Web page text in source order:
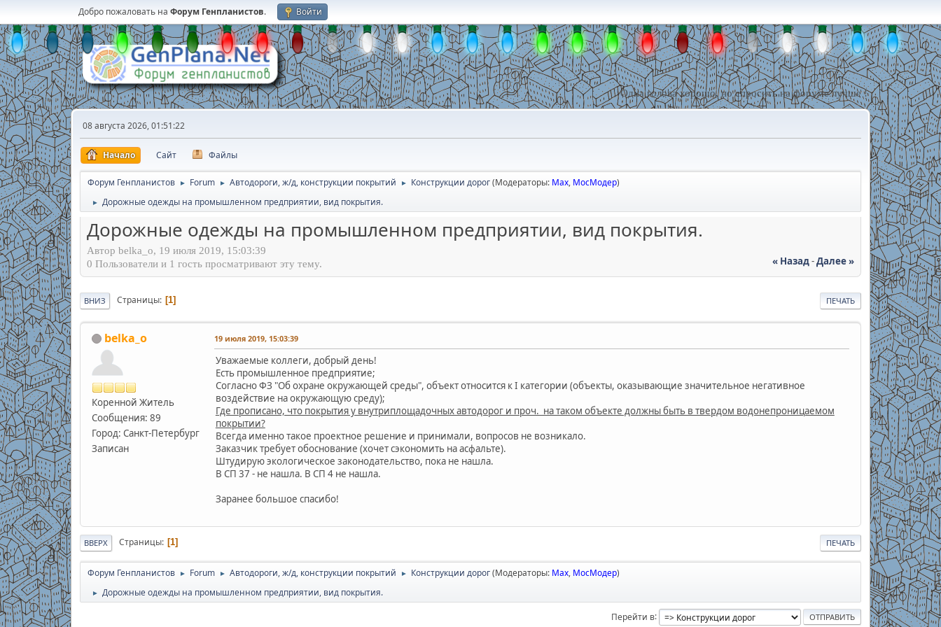
Добро пожаловать на Форум Генпланистов. Войти
Одна голова хорошо, но спросить на форуме лучше !
08 августа 2026, 01:51:22
Начало Сайт Файлы
Форум Генпланистов ► Forum ► Автодороги, ж/д, конструкции покрытий ► Конструкции дорог(Модераторы: Max, МосМодер)
► Дорожные одежды на промышленном предприятии, вид покрытия.
Дорожные одежды на промышленном предприятии, вид покрытия.
Автор belka_o, 19 июля 2019, 15:03:39
« Назад-Далее »
0 Пользователи и 1 гость просматривают эту тему.
ПЕЧАТЬ
ВНИЗ Страницы 1
belka_o
Коренной Житель
Сообщения: 89
Город: Санкт-Петербург
Записан
19 июля 2019, 15:03:39
Уважаемые коллеги, добрый день!
Есть промышленное предприятие;
Согласно ФЗ "Об охране окружающей среды", объект относится к I категории (объекты, оказывающие значительное негативное
воздействие на окружающую среду);
Где прописано, что покрытия у внутриплощадочных автодорог и проч. на таком объекте должны быть в твердом водонепроницаемом
покрытии?
Всегда именно такое проектное решение и принимали, вопросов не возникало.
Заказчик требует обоснование (хочет сэкономить на асфальте).
Штудирую экологическое законодательство, пока не нашла.
В СП 37 - не нашла. В СП 4 не нашла.
Заранее большое спасибо!
ПЕЧАТЬ
ВВЕРХ Страницы 1
Форум Генпланистов ► Forum ► Автодороги, ж/д, конструкции покрытий ► Конструкции дорог(Модераторы: Max, МосМодер)
► Дорожные одежды на промышленном предприятии, вид покрытия.
Перейти в